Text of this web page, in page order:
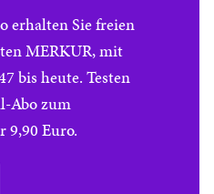
erhalten Sie freien
MERKUR, mit
bis heute. Testen
Abo zum
9,90 Euro.